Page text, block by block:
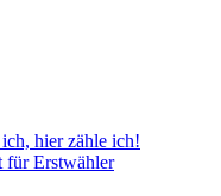
hier zähle ich!
für Erstwähler